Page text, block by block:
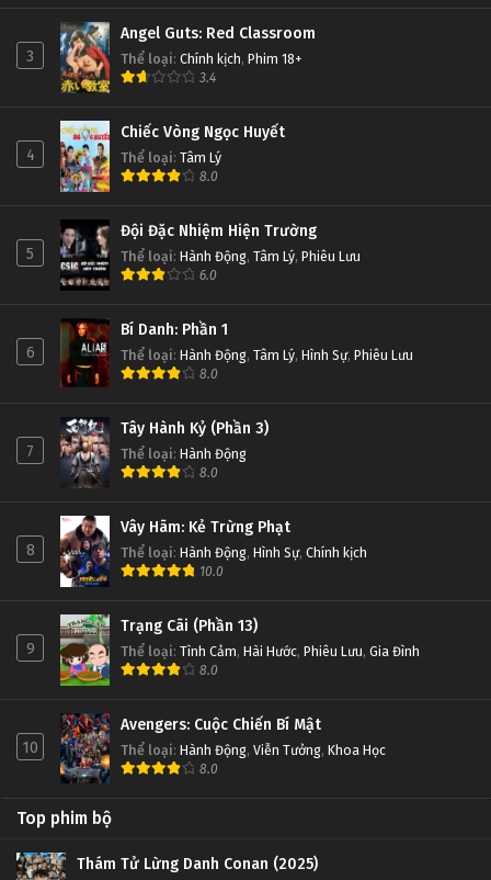
3
Angel Guts: Red Classroom
Thể loại: Chính kịch, Phim 18+
3.4
4
Chiếc Vòng Ngọc Huyết
Thể loại: Tâm Lý
8.0
5
Đội Đặc Nhiệm Hiện Trường
Thể loại: Hành Động, Tâm Lý, Phiêu Lưu
6.0
6
Bí Danh: Phần 1
Thể loại: Hành Động, Tâm Lý, Hình Sự, Phiêu Lưu
8.0
7
Tây Hành Kỷ (Phần 3)
Thể loại: Hành Động
8.0
8
Vây Hãm: Kẻ Trừng Phạt
Thể loại: Hành Động, Hình Sự, Chính kịch
10.0
9
Trạng Cãi (Phần 13)
Thể loại: Tình Cảm, Hài Hước, Phiêu Lưu, Gia Đình
8.0
10
Avengers: Cuộc Chiến Bí Mật
Thể loại: Hành Động, Viễn Tưởng, Khoa Học
8.0
Top phim bộ
Thám Tử Lừng Danh Conan (2025)